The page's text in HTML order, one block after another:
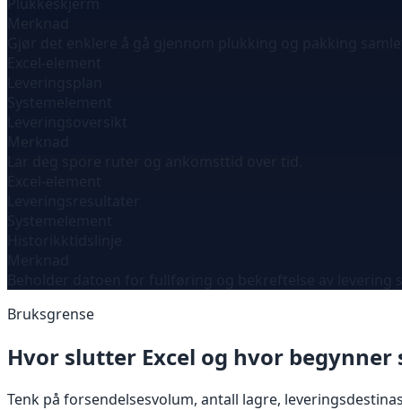
Bruksgrense
Hvor slutter Excel og hvor begynner
Tenk på forsendelsesvolum, antall lagre,